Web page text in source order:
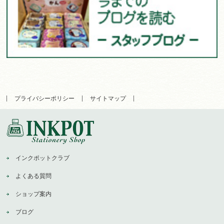
プライバシーポリシー サイトマップ
インクポットクラブ
よくある質問
ショップ案内
ブログ